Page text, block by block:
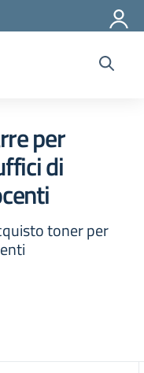
per
di
toner per